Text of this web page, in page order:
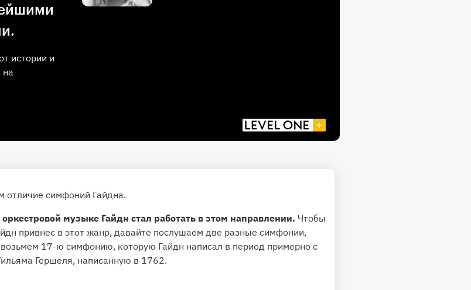
истории и
на
отличие симфоний Гайдна.
музыке Гайдн стал работать в этом направлении. Чтобы
привнес в этот жанр, давайте послушаем две разные симфонии,
17-ю симфонию, которую Гайдн написал в период примерно с
Гершеля, написанную в 1762.